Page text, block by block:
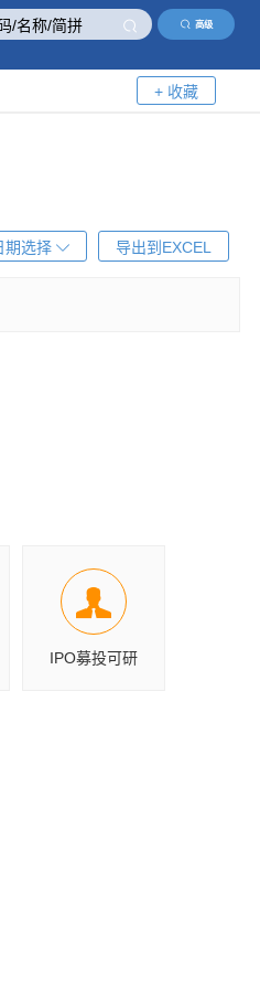
高级
+ 收藏
导出到EXCEL
期选择
IPO募投可研